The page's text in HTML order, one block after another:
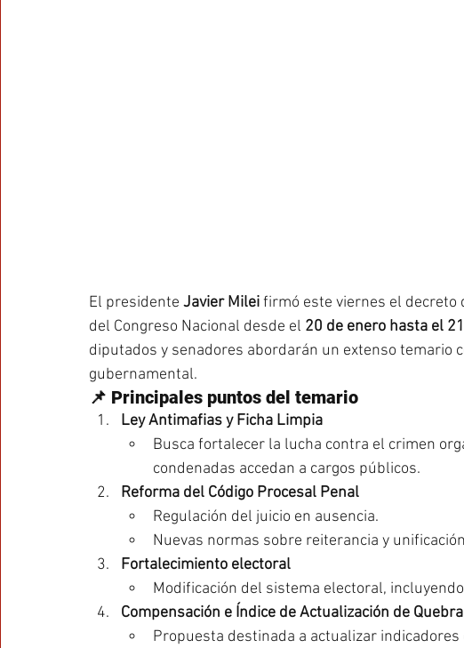
El presidente Javier Milei firmó este viernes el decreto
del Congreso Nacional desde el 20 de enero hasta el
diputados y senadores abordarán un extenso temario
gubernamental.
📌 Principales puntos del temario
Ley Antimafias y Ficha Limpia
Busca fortalecer la lucha contra el crimen
condenadas accedan a cargos públicos.
Reforma del Código Procesal Penal
Regulación del juicio en ausencia.
Nuevas normas sobre reiterancia y
Fortalecimiento electoral
Modificación del sistema electoral,
Compensación e Índice de Actualización de
Propuesta destinada a actualizar